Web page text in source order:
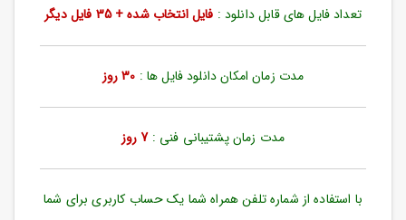
به
نام
تعداد فایل های قابل دانلود : فایل انتخاب شده + 35 فایل دیگر
مدت زمان امکان دانلود فایل ها : 30 روز
مدت زمان پشتیبانی فنی :7 روز
با استفاده از شماره تلفن همراه شما یک حساب کاربری برای شما